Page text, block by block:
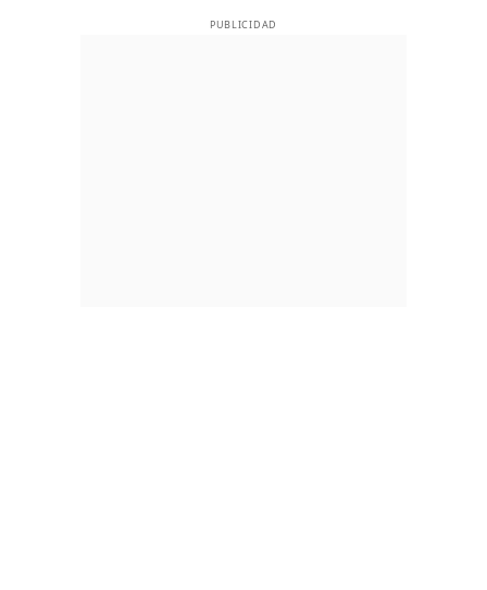
PUBLICIDAD